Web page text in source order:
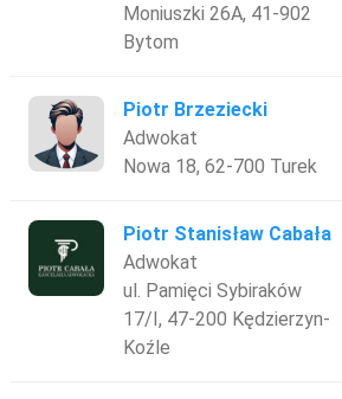
Moniuszki 26A, 41-902
Bytom
Piotr Brzeziecki
Adwokat
Nowa 18, 62-700 Turek
Piotr Stanisław Cabała
Adwokat
ul. Pamięci Sybiraków
17/I, 47-200 Kędzierzyn-
Koźle